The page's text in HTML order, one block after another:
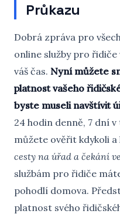
Průkazu
Dobrá zpráva pro
online služby pro
váš čas. Nyní můžete
platnost vašeho
byste museli navštívit
24 hodin denně, 7 dní
můžete ověřit kdykoli a
cesty na úřad a čekání
službám pro řidiče
pohodlí domova.
platnost svého